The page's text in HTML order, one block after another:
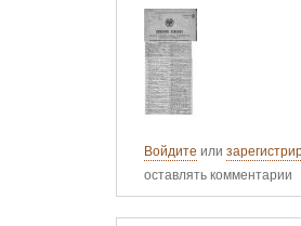
Войдите или
оставлять комментарии